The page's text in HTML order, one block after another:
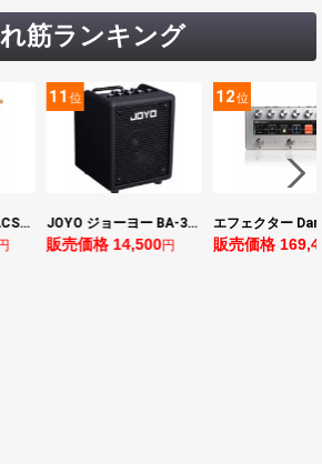
筋ランキング
YAMAHA ヤマハ PACS+12 ASP Pacifica Standard Plus パシフィカスタンダードプラス エレキギター
11位
JOYO ジョーヨー BA-30 VIBE CUBE BLK 30W 小型ベースアンプ Bluetooth+OTGオーディオI/F搭載
販売価格 14,500円
12位
販売価格